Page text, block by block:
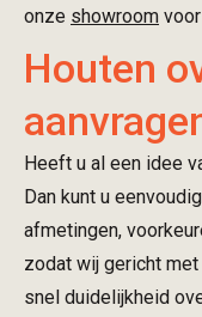
onze showroom
Houten
Heeft u al een idee
Dan kunt u
afmetingen,
zodat wij gericht met
snel duidelijkheid